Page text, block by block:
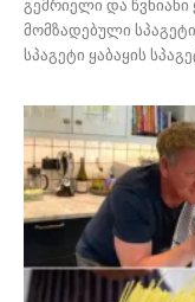
გემრიელი და წვნიანი
მომზადებული
სპაგეტი ყაბაყის